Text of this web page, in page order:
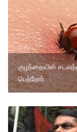
குழந்தையின்
பெற்றோர்